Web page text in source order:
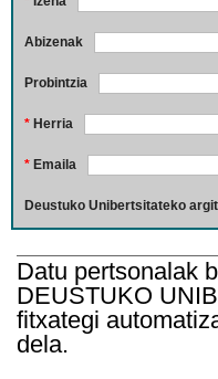
Abizenak
Probintzia
* Herria
* Emaila
Deustuko Unibertsitateko
Datu pertsonalak
DEUSTUKO
fitxategi
dela.